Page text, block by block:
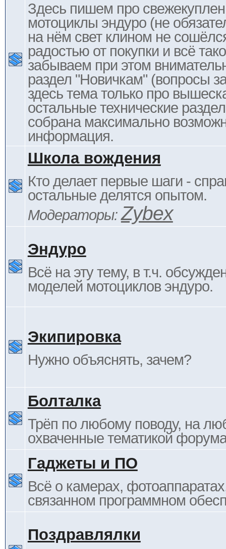
Здесь пишем про
мотоциклы эндуро (не
на нём свет клином не
радостью от покупки и всё
забываем при этом
раздел "Новичкам" (вопросы
здесь тема только про
остальные технические
собрана максимально
информация.
Школа вождения
Кто делает первые шаги -
остальные делятся опытом.
Модераторы:Zybex
Эндуро
Всё на эту тему, в т.ч.
моделей мотоциклов эндуро.
Экипировка
Нужно объяснять, зачем?
Болталка
Трёп по любому поводу, на
охваченные тематикой
Гаджеты и ПО
Всё о камерах,
связанном программном
Поздравлялки